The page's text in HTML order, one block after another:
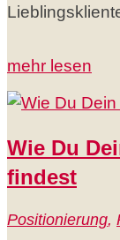
mehr lesen
Wie Du
findest
Positionierung,